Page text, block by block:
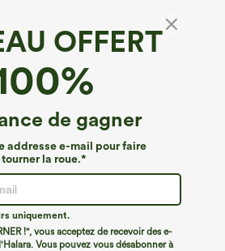
OFFERT
de gagner
addresse e-mail pour faire
tourner la roue.*
uniquement.
!", vous acceptez de recevoir des e-
Vous pouvez vous désabonner à
en V profond, dos
— robe décontractée